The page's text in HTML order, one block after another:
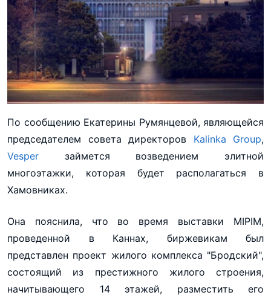
По сообщению Екатерины Румянцевой, являющейся
председателем совета директоров Kalinka Group,
Vesper займется возведением элитной
многоэтажки, которая будет располагаться в
Хамовниках.
Она пояснила, что во время выставки MIPIM,
проведенной в Каннах, биржевикам был
представлен проект жилого комплекса "Бродский",
состоящий из престижного жилого строения,
начитывающего 14 этажей, разместить его